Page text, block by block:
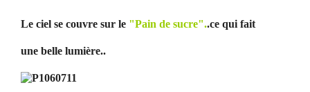
Le ciel se couvre sur le "Pain de sucre"..ce qui fait
une belle lumière..